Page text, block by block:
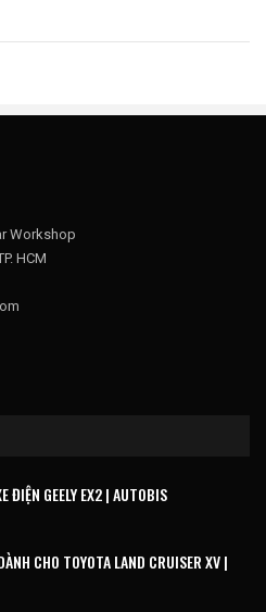
Workshop
HCM
ĐIỆN GEELY EX2 | AUTOBIS
CHO TOYOTA LAND CRUISER XV |